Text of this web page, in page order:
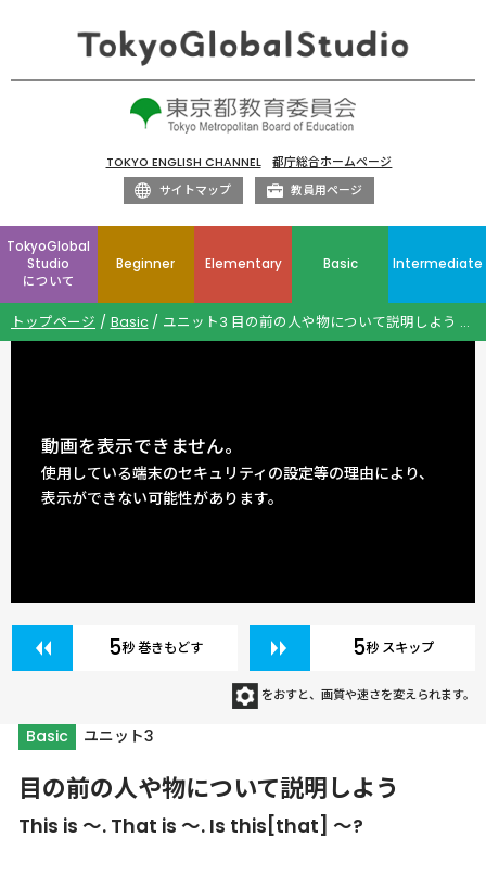
TOKYO ENGLISH CHANNEL
都庁総合ホームページ
サイトマップ
教員用ページ
TokyoGlobal
Studio
について
Beginner Elementary Basic Intermediate
トップページ Basic ユニット3 目の前の人や物について説明しよう This is ～. That is ～. Is this[that] ～?
Basic ユニット3
目の前の人や物について説明しよう
This is ～. That is ～. Is this[that] ～?
動画を表示できません。
使用している端末のセキュリティの設定等の理由により、
表示ができない可能性があります。
5秒 巻きもどす 5秒 スキップ
をおすと、画質や速さを変えられます。